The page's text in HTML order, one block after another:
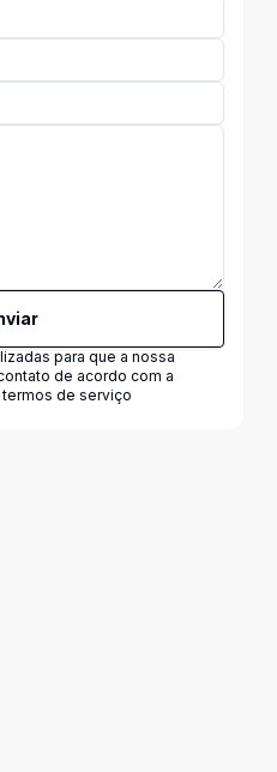
para que a nossa
de acordo com a
de serviço